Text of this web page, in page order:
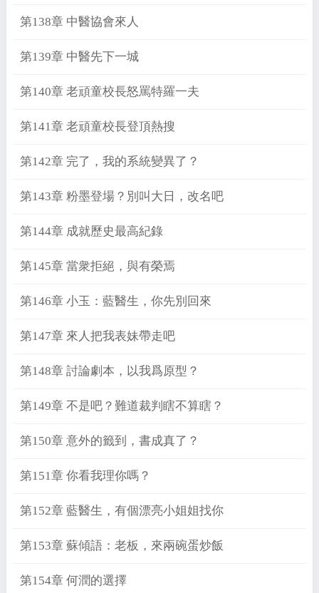
第138章 中醫協會來人
第139章 中醫先下一城
第140章 老頑童校長怒罵特羅一夫
第141章 老頑童校長登頂熱搜
第142章 完了，我的系統變異了？
第143章 粉墨登場？別叫大日，改名吧
第144章 成就歷史最高紀錄
第145章 當衆拒絕，與有榮焉
第146章 小玉：藍醫生，你先別回來
第147章 來人把我表妹帶走吧
第148章 討論劇本，以我爲原型？
第149章 不是吧？難道裁判瞎不算瞎？
第150章 意外的籤到，書成真了？
第151章 你看我理你嗎？
第152章 藍醫生，有個漂亮小姐姐找你
第153章 蘇傾語：老板，來兩碗蛋炒飯
第154章 何潤的選擇